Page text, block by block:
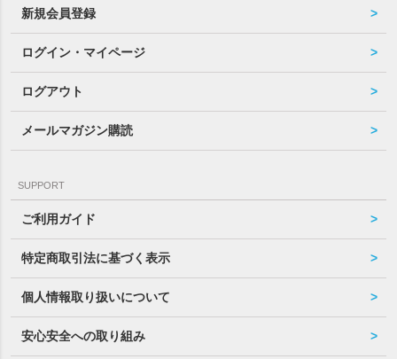
新規会員登録
ログイン・マイページ
ログアウト
メールマガジン購読
SUPPORT
ご利用ガイド
特定商取引法に基づく表示
個人情報取り扱いについて
安心安全への取り組み